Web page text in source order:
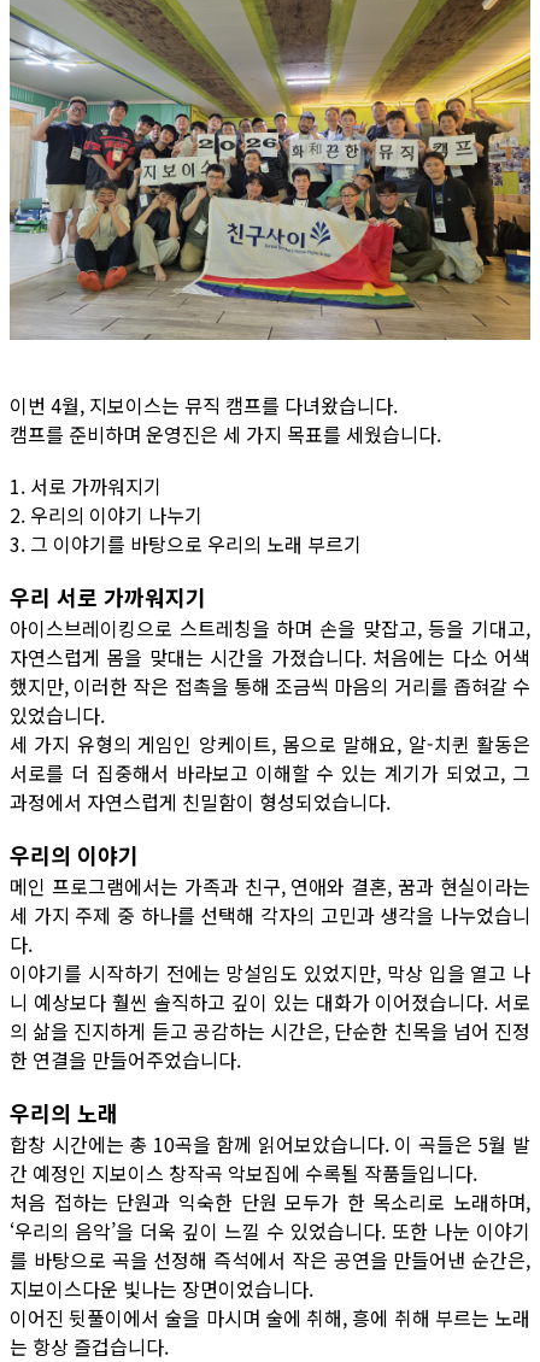
이번 4월, 지보이스는 뮤직 캠프를 다녀왔습니다.
캠프를 준비하며 운영진은 세 가지 목표를 세웠습니다.
1. 서로 가까워지기
2. 우리의 이야기 나누기
3. 그 이야기를 바탕으로 우리의 노래 부르기
우리 서로 가까워지기
아이스브레이킹으로 스트레칭을 하며 손을 맞잡고, 등을 기대고,
자연스럽게 몸을 맞대는 시간을 가졌습니다. 처음에는 다소 어색
했지만, 이러한 작은 접촉을 통해 조금씩 마음의 거리를 좁혀갈 수
있었습니다.
세 가지 유형의 게임인 앙케이트, 몸으로 말해요, 알-치퀸 활동은
서로를 더 집중해서 바라보고 이해할 수 있는 계기가 되었고, 그
과정에서 자연스럽게 친밀함이 형성되었습니다.
우리의 이야기
메인 프로그램에서는 가족과 친구, 연애와 결혼, 꿈과 현실이라는
세 가지 주제 중 하나를 선택해 각자의 고민과 생각을 나누었습니
다.
이야기를 시작하기 전에는 망설임도 있었지만, 막상 입을 열고 나
니 예상보다 훨씬 솔직하고 깊이 있는 대화가 이어졌습니다. 서로
의 삶을 진지하게 듣고 공감하는 시간은, 단순한 친목을 넘어 진정
한 연결을 만들어주었습니다.
우리의 노래
합창 시간에는 총 10곡을 함께 읽어보았습니다. 이 곡들은 5월 발
간 예정인 지보이스 창작곡 악보집에 수록될 작품들입니다.
처음 접하는 단원과 익숙한 단원 모두가 한 목소리로 노래하며,
‘우리의 음악’을 더욱 깊이 느낄 수 있었습니다. 또한 나눈 이야기
를 바탕으로 곡을 선정해 즉석에서 작은 공연을 만들어낸 순간은,
지보이스다운 빛나는 장면이었습니다.
이어진 뒷풀이에서 술을 마시며 술에 취해, 흥에 취해 부르는 노래
는 항상 즐겁습니다.